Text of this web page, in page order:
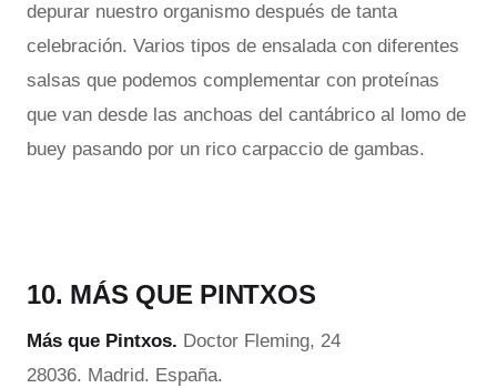
depurar nuestro organismo después de tanta
celebración. Varios tipos de ensalada con diferentes
salsas que podemos complementar con proteínas
que van desde las anchoas del cantábrico al lomo de
buey pasando por un rico carpaccio de gambas.
10. MÁS QUE PINTXOS
Más que Pintxos. Doctor Fleming, 24
28036. Madrid. España.